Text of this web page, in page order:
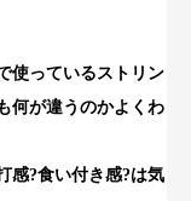
使っているストリン
何が違うのかよくわ
感?食い付き感?は気